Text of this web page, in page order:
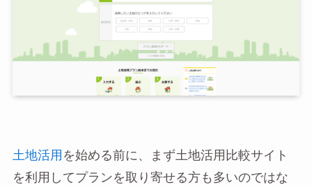
土地活用 を始める前に、まず土地活用比較サイト
を利用してプランを取り寄せる方も多いのではな